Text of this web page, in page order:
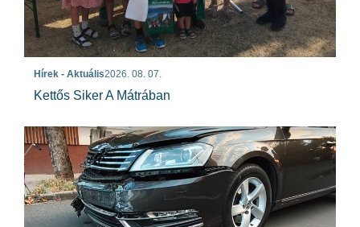
Hírek - Aktuális2026. 08. 07.
Kettős Siker A Mátrában